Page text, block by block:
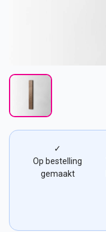
✓
Op bestelling
gemaakt